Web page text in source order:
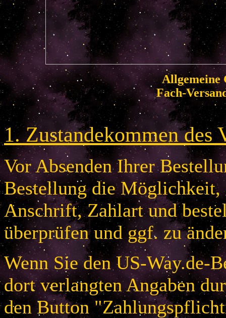
Allgemeine
Fach-
1. Zustandekommen des
Vor Absenden Ihrer
Bestellung die Möglichkeit,
Anschrift, Zahlart und
überprüfen und ggf. zu
Wenn Sie den US-Way.de-
dort verlangten Angaben
den Button